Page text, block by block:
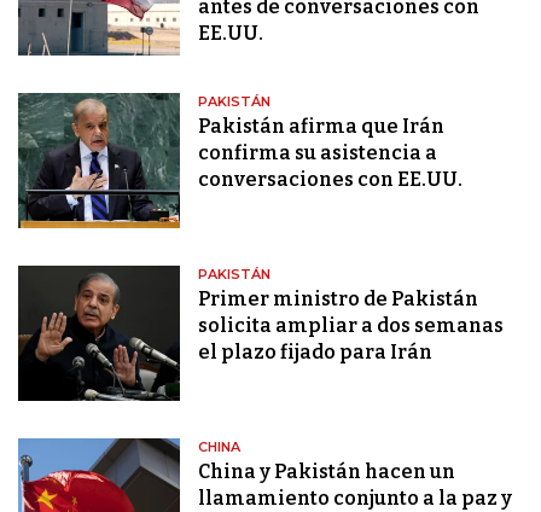
antes de conversaciones con
EE.UU.
PAKISTÁN
Pakistán afirma que Irán
confirma su asistencia a
conversaciones con EE.UU.
PAKISTÁN
Primer ministro de Pakistán
solicita ampliar a dos semanas
el plazo fijado para Irán
CHINA
China y Pakistán hacen un
llamamiento conjunto a la paz y